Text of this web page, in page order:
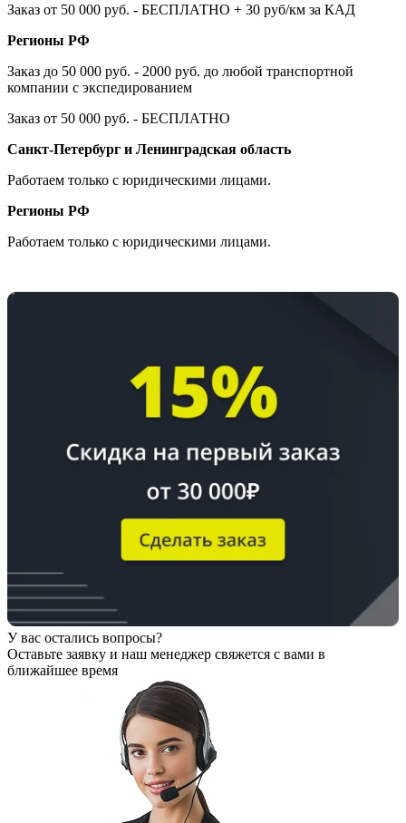
Заказ от 50 000 руб. - БЕСПЛАТНО + 30 руб/км за КАД
Регионы РФ
Заказ до 50 000 руб. - 2000 руб. до любой транспортной
компании с экспедированием
Заказ от 50 000 руб. - БЕСПЛАТНО
Санкт-Петербург и Ленинградская область
Работаем только с юридическими лицами.
Регионы РФ
Работаем только с юридическими лицами.
У вас остались вопросы?
Оставьте заявку и наш менеджер свяжется с вами в
ближайшее время